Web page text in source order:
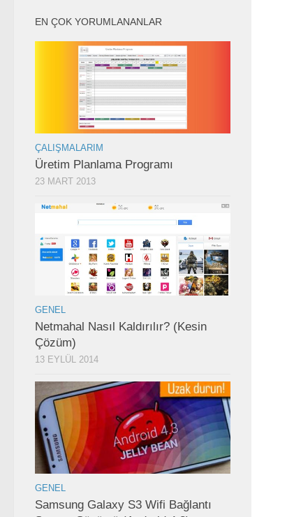
EN ÇOK YORUMLANANLAR
ÇALIŞMALARIM
Üretim Planlama Programı
23 MART 2013
GENEL
Netmahal Nasıl Kaldırılır? (Kesin
Çözüm)
13 EYLÜL 2014
GENEL
Samsung Galaxy S3 Wifi Bağlantı